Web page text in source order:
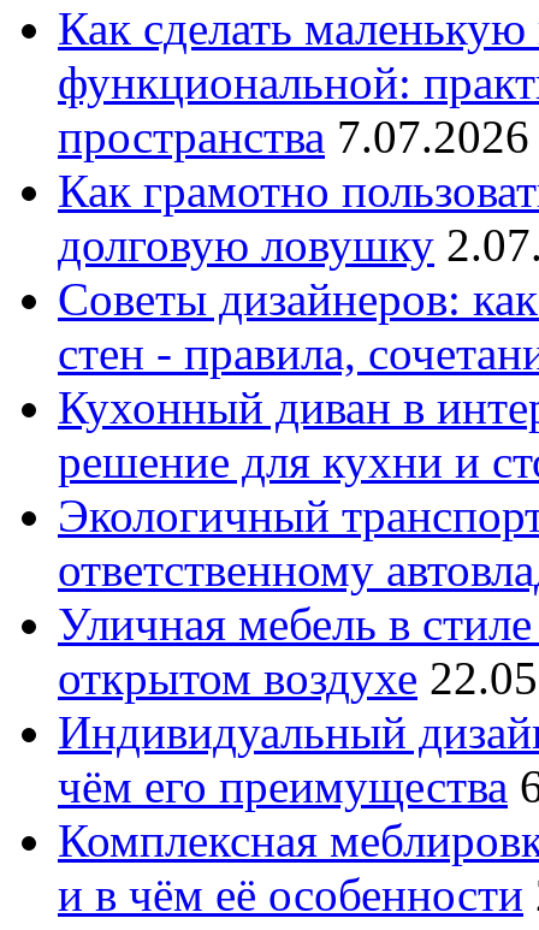
Как сделать
функциональной:
пространства
Как грамотно
долговую ловушку
Советы дизайнеров:
стен - правила,
Кухонный диван в
решение для кухни и
Экологичный
ответственному
Уличная мебель в
открытом воздухе
Индивидуальный
чём его преимущества
Комплексная
и в чём её особенности